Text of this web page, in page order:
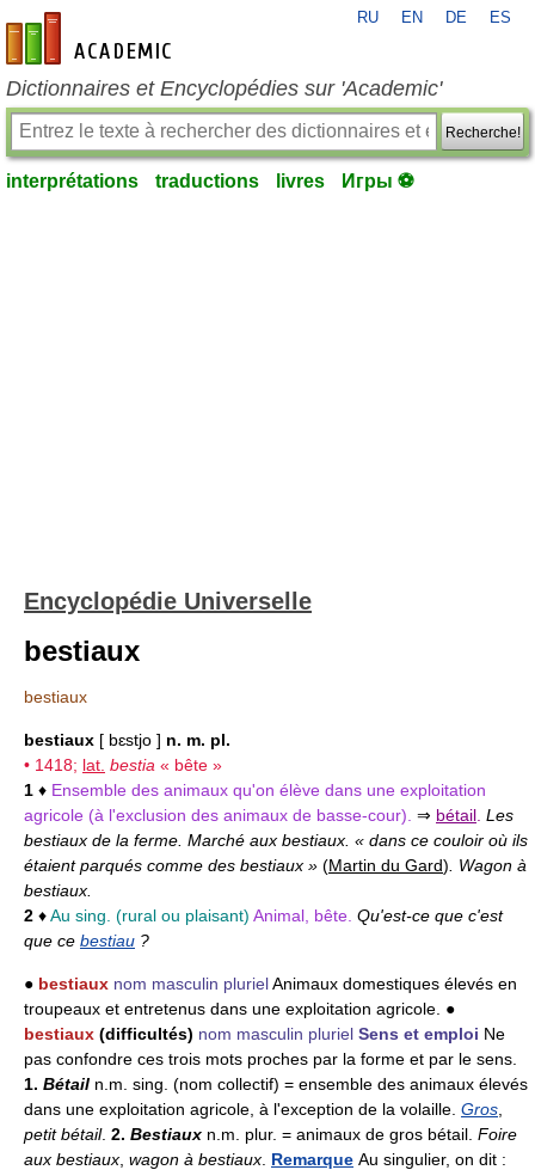
fr-academic.com
RU EN DE ES
Dictionnaires et Encyclopédies sur 'Academic'
Recherche!
interprétations traductions livres Игры ⚽
Encyclopédie Universelle
bestiaux
bestiaux
bestiaux [ bɛstjo ] n. m. pl.
• 1418; lat. bestia « bête »
1 ♦ Ensemble des animaux qu'on élève dans une exploitation
agricole (à l'exclusion des animaux de basse-cour). ⇒ bétail Les
bestiaux de la ferme. Marché aux bestiaux. « dans ce couloir où ils
étaient parqués comme des bestiaux » (Martin du Gard) . Wagon à
bestiaux.
2 ♦Au sing. (rural ou plaisant) Animal, bête. Qu'est-ce que c'est
que ce bestiau ?
● bestiaux nom masculin plurielAnimaux domestiques élevés en
troupeaux et entretenus dans une exploitation agricole. ●
bestiaux (difficultés) nom masculin pluriel Sens et emploi Ne
pas confondre ces trois mots proches par la forme et par le sens.
1. Bétail n.m. sing. (nom collectif) = ensemble des animaux élevés
dans une exploitation agricole, à l'exception de la volaille. Gros
petit bétail. 2. Bestiaux n.m. plur. = animaux de gros bétail. Foire
aux bestiaux wagon à bestiaux Remarque Au singulier, on dit :